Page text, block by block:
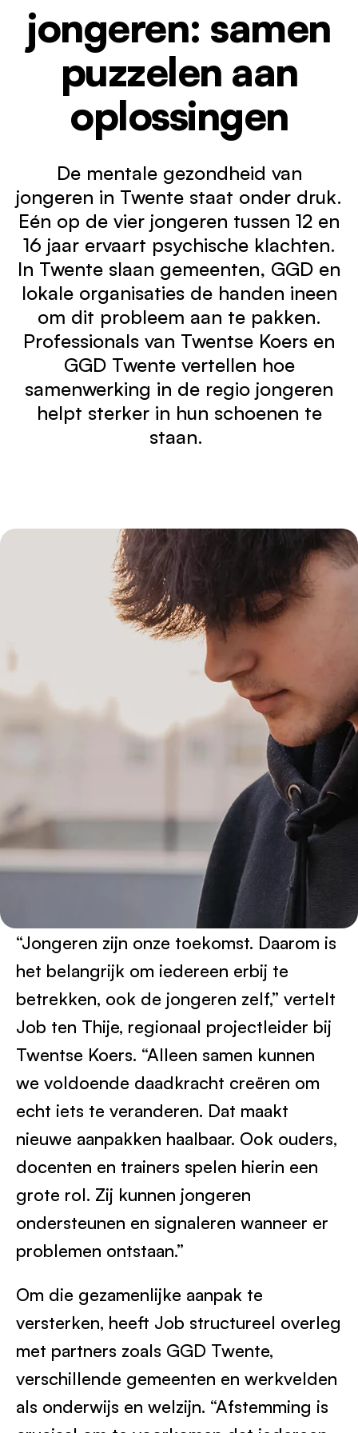
jongeren: samen
puzzelen aan
oplossingen
De mentale gezondheid van
jongeren in Twente staat onder druk.
Eén op de vier jongeren tussen 12 en
16 jaar ervaart psychische klachten.
In Twente slaan gemeenten, GGD en
lokale organisaties de handen ineen
om dit probleem aan te pakken.
Professionals van Twentse Koers en
GGD Twente vertellen hoe
samenwerking in de regio jongeren
helpt sterker in hun schoenen te
staan.
“Jongeren zijn onze toekomst. Daarom is
het belangrijk om iedereen erbij te
betrekken, ook de jongeren zelf,” vertelt
Job ten Thije, regionaal projectleider bij
Twentse Koers. “Alleen samen kunnen
we voldoende daadkracht creëren om
echt iets te veranderen. Dat maakt
nieuwe aanpakken haalbaar. Ook ouders,
docenten en trainers spelen hierin een
grote rol. Zij kunnen jongeren
ondersteunen en signaleren wanneer er
problemen ontstaan.”
Om die gezamenlijke aanpak te
versterken, heeft Job structureel overleg
met partners zoals GGD Twente,
verschillende gemeenten en werkvelden
als onderwijs en welzijn. “Afstemming is